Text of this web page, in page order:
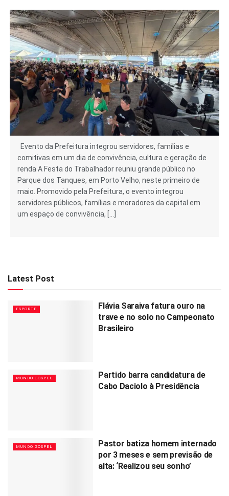
Evento da Prefeitura integrou servidores, famílias e
comitivas em um dia de convivência, cultura e geração de
renda A Festa do Trabalhador reuniu grande público no
Parque dos Tanques, em Porto Velho, neste primeiro de
maio. Promovido pela Prefeitura, o evento integrou
servidores públicos, famílias e moradores da capital em
um espaço de convivência, […]
Latest Post
ESPORTE
Flávia Saraiva fatura ouro na
trave e no solo no Campeonato
Brasileiro
MUNDO GOSPEL
Partido barra candidatura de
Cabo Daciolo à Presidência
MUNDO GOSPEL
Pastor batiza homem internado
por 3 meses e sem previsão de
alta: ‘Realizou seu sonho’